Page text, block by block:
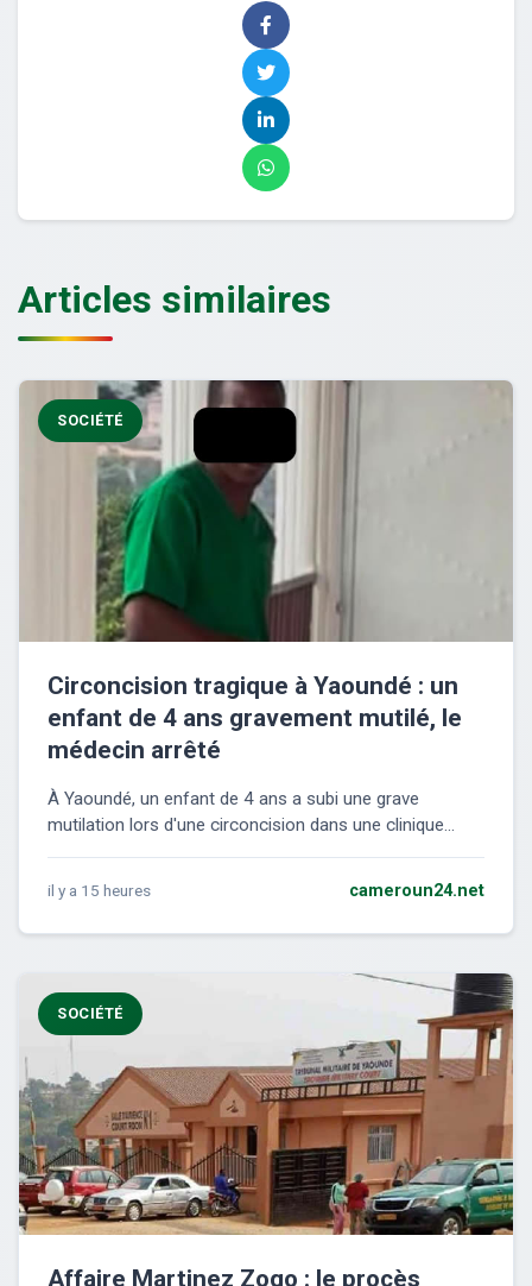
Articles similaires
SOCIÉTÉ
Circoncision tragique à Yaoundé : un
enfant de 4 ans gravement mutilé, le
médecin arrêté
À Yaoundé, un enfant de 4 ans a subi une grave
mutilation lors d'une circoncision dans une clinique...
il y a 15 heures cameroun24.net
SOCIÉTÉ
Affaire Martinez Zogo : le procès